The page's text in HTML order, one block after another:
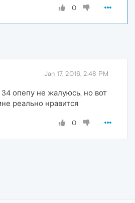
0
Jan 17, 2016, 2:48 PM
опепу не жалуюсь, но вот
реально нравится
0